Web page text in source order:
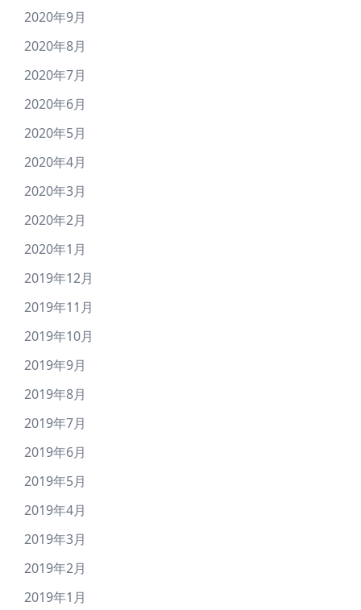
2020年9月
2020年8月
2020年7月
2020年6月
2020年5月
2020年4月
2020年3月
2020年2月
2020年1月
2019年12月
2019年11月
2019年10月
2019年9月
2019年8月
2019年7月
2019年6月
2019年5月
2019年4月
2019年3月
2019年2月
2019年1月